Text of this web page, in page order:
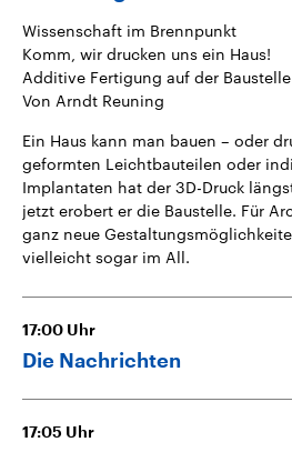
Wissenschaft im Brennpunkt
Komm, wir drucken uns ein Haus!
Additive Fertigung auf der Baustelle
Von Arndt Reuning
Ein Haus kann man bauen – oder
geformten Leichtbauteilen oder
Implantaten hat der 3D-Druck
jetzt erobert er die Baustelle. Für
ganz neue
vielleicht sogar im All.
17:00 Uhr
Die Nachrichten
17:05 Uhr